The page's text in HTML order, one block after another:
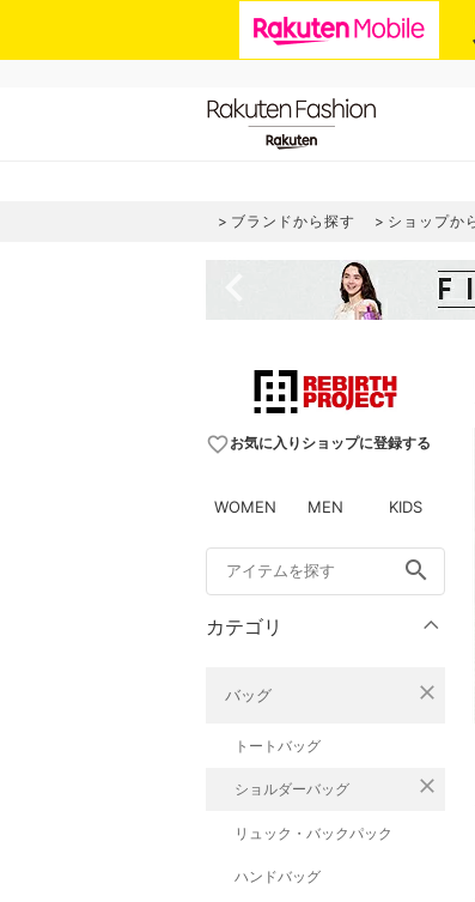
ブランドから探す ショップか
favorite_borderお気に入りショップに登録する
WOMEN MEN KIDS
search
カテゴリ
バッグ close
トートバッグ
ショルダーバッグ close
リュック・バックパック
ハンドバッグ